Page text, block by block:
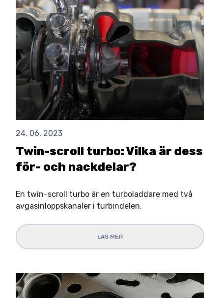
24. 06. 2023
Twin-scroll turbo: Vilka är dess
för- och nackdelar?
En twin-scroll turbo är en turboladdare med två
avgasinloppskanaler i turbindelen.
LÄS MER